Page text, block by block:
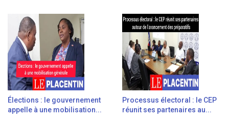
Élections : le gouvernement
appelle à une mobilisation...
Processus électoral : le CEP
réunit ses partenaires au...